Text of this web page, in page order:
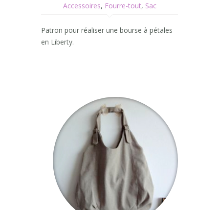
Accessoires, Fourre-tout, Sac
Patron pour réaliser une bourse à pétales
en Liberty.